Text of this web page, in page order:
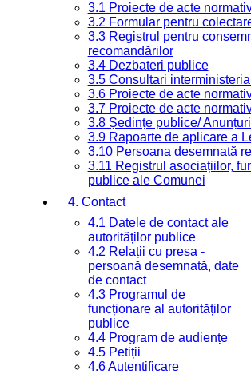
3.1 Proiecte de acte
3.2 Formular pentru
3.3 Registrul pentru
recomandărilor
3.4 Dezbateri publice
3.5 Consultari
3.6 Proiecte de acte
3.7 Proiecte de acte
3.8 Ședințe publice/
3.9 Rapoarte de aplicare a
3.10 Persoana desemnată
3.11 Registrul asociațiilor,
publice ale Comunei
4. Contact
4.1 Datele de contact ale
autorităților publice
4.2 Relații cu presa -
persoană desemnată, date
de contact
4.3 Programul de
funcționare al autorităților
publice
4.4 Program de audiențe
4.5 Petiții
4.6 Autentificare